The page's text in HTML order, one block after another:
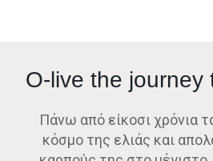
O-live the journey
Πάνω από είκοσι χρόνια
κόσμο της ελιάς και